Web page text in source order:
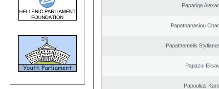
Papariga
Papathanasiou
Papathemelis
Papazoi
Papoulias